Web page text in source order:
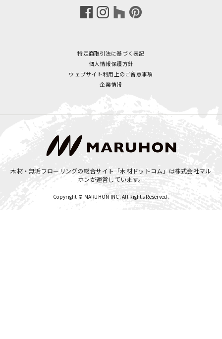
特定商取引法に基づく表記
個人情報保護方針
ウェブサイト利用上のご留意事項
企業情報
木材・無垢フローリングの総合サイト「木材ドットコム」は株式会社マル
ホンが運営しています。
Copyright © MARUHON INC. All Rights Reserved.